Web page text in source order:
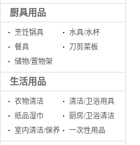
厨具用品
烹饪锅具
水具/水杯
餐具
刀剪菜板
储物/置物架
生活用品
衣物清洁
清洁/卫浴用具
纸品湿巾
厨房/卫浴清洁
室内清洁/保养
一次性用品